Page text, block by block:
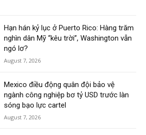
Hạn hán kỷ lục ở Puerto Rico: Hàng trăm
nghìn dân Mỹ “kêu trời”, Washington vẫn
ngó lơ?
August 7, 2026
Mexico điều động quân đội bảo vệ
ngành công nghiệp bơ tỷ USD trước làn
sóng bạo lực cartel
August 7, 2026